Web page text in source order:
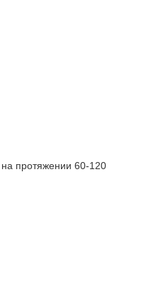
протяжении 60-120